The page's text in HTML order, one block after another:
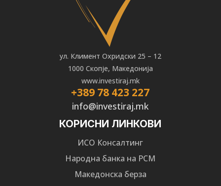
ул. Климент Охридски 25 – 12
1000 Скопје, Македонија
www.investiraj.mk
+389 78 423 227
info@investiraj.mk
КОРИСНИ ЛИНКОВИ
ИСО Консалтинг
Народна банка на РСМ
Македонска берза